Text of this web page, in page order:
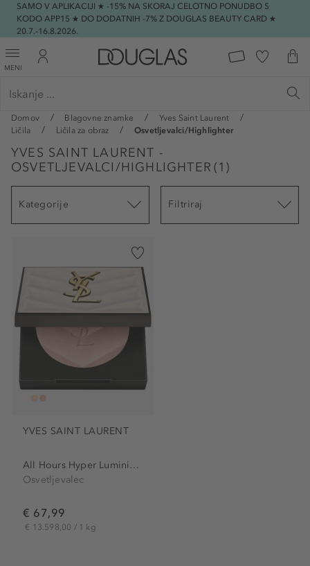
SAMO V APLIKACIJI ★ -15% NA SKORAJ CELOTNO PONUDBO S
KODO APP15 ★ DO DODATNIH -7% Z DOUGLAS BEAUTY CARD ★
20.7.-16.8.2026.
MENI
Domov Blagovne znamke
Yves Saint Laurent
Ličila
Ličila za obraz Osvetljevalci/Highlighter
YVES SAINT LAURENT -
OSVETLJEVALCI/HIGHLIGHTER (1 )
Kategorije Filtriraj
YVES SAINT LAURENT
All Hours Hyper Luminize...
Osvetljevalec
€ 67,99
€ 13.598,00 / 1 kg